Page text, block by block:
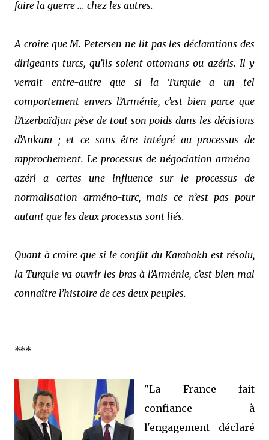
faire la guerre ... chez les autres.
A croire que M. Petersen ne lit pas les déclarations des
dirigeants turcs, qu’ils soient ottomans ou azéris. Il y
verrait entre-autre que si la Turquie a un tel
comportement envers l’Arménie, c’est bien parce que
l’Azerbaïdjan pèse de tout son poids dans les décisions
d’Ankara ; et ce sans être intégré au processus de
rapprochement. Le processus de négociation arméno-
azéri a certes une influence sur le processus de
normalisation arméno-turc, mais ce n’est pas pour
autant que les deux processus sont liés.
Quant à croire que si le conflit du Karabakh est résolu,
la Turquie va ouvrir les bras à l’Arménie, c’est bien mal
connaître l’histoire de ces deux peuples.
***
"La France fait
confiance à
l'engagement déclaré